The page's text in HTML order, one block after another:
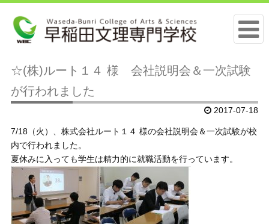
☆(株)ルート１４ 様 会社説明会＆一次試験
が行われました
2017-07-18
7/18（火）、株式会社ルート１４ 様の会社説明会＆一次試験が校
内で行われました。
夏休みに入っても学生は精力的に就職活動を行っています。